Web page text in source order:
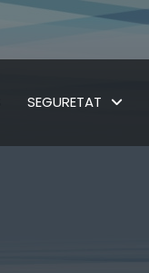
SEGURETAT